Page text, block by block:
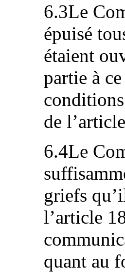
6.3Le
épuisé
étaient
partie à
de
6.4Le
griefs
l’article
quant au